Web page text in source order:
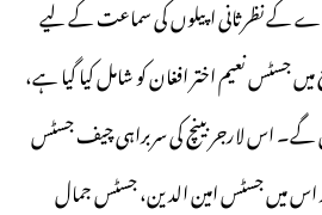
کورٹ نے آرٹیکل 63 اے کے نظرثانی اپیلوں کی سماعت کے لیے
جسٹس نعیم اختر افغان کو شامل کیا گیا ہے،
گے۔ اس لارجربینچ کی سربراہی چیف جسٹس
اس میں جسٹس امین الدین، جسٹس جمال